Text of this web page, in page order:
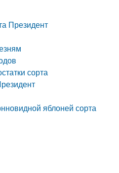
Президент
сорта
яблоней сорта